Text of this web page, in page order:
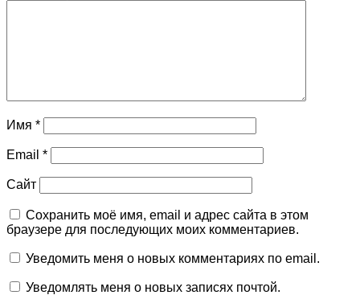
Имя *
Email *
Сайт
Сохранить моё имя, email и адрес сайта в этом
браузере для последующих моих комментариев.
Уведомить меня о новых комментариях по email.
Уведомлять меня о новых записях почтой.